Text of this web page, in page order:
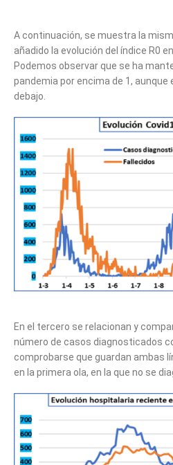
A continuación, se muestra la
añadido la evolución del índice R0
Podemos observar que se ha
pandemia por encima de 1,
debajo.
En el tercero se relacionan y
número de casos diagnosticados
comprobarse que guardan ambas
en la primera ola, en la que no se